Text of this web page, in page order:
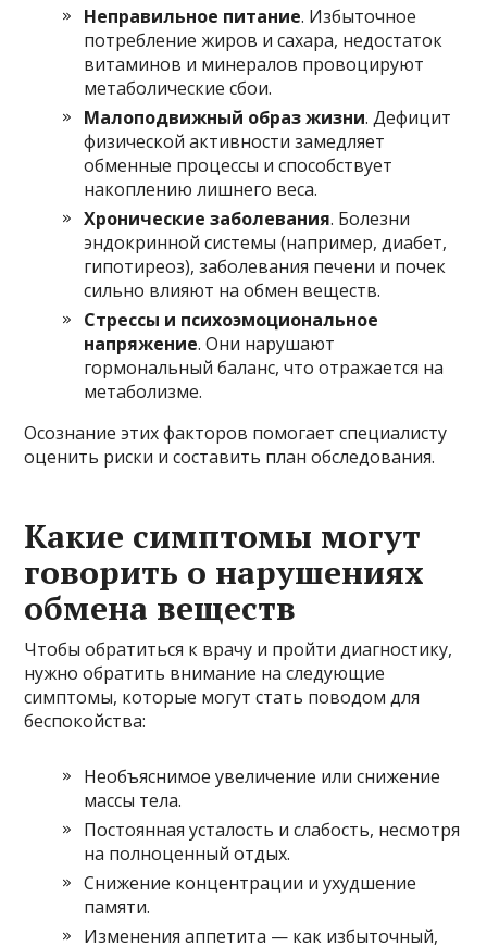
Неправильное питание. Избыточное
потребление жиров и сахара, недостаток
витаминов и минералов провоцируют
метаболические сбои.
Малоподвижный образ жизни. Дефицит
физической активности замедляет
обменные процессы и способствует
накоплению лишнего веса.
Хронические заболевания. Болезни
эндокринной системы (например, диабет,
гипотиреоз), заболевания печени и почек
сильно влияют на обмен веществ.
Стрессы и психоэмоциональное
напряжение. Они нарушают
гормональный баланс, что отражается на
метаболизме.
Осознание этих факторов помогает специалисту
оценить риски и составить план обследования.
Какие симптомы могут
говорить о нарушениях
обмена веществ
Чтобы обратиться к врачу и пройти диагностику,
нужно обратить внимание на следующие
симптомы, которые могут стать поводом для
беспокойства:
Необъяснимое увеличение или снижение
массы тела.
Постоянная усталость и слабость, несмотря
на полноценный отдых.
Снижение концентрации и ухудшение
памяти.
Изменения аппетита — как избыточный,